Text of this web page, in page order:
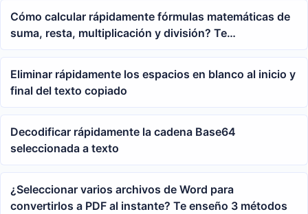
Cómo calcular rápidamente fórmulas matemáticas de
suma, resta, multiplicación y división? Te
presentamos 5 métodos
Eliminar rápidamente los espacios en blanco al inicio y
final del texto copiado
Decodificar rápidamente la cadena Base64
seleccionada a texto
¿Seleccionar varios archivos de Word para
convertirlos a PDF al instante? Te enseño 3 métodos